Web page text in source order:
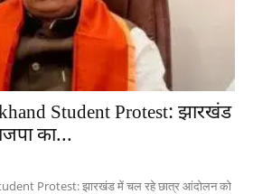
Student Protest: झारखंड
का...
Protest: झारखंड में चल रहे छात्र आंदोलन को